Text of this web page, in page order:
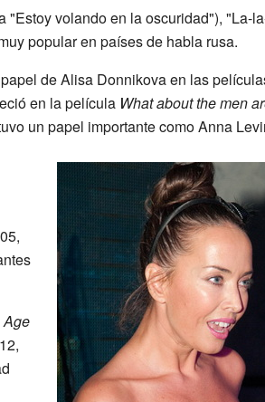
"Estoy volando en la oscuridad"), "La-
popular en países de habla rusa.
de Alisa Donnikova en las
en la película What about the men
un papel importante como Anna
Age